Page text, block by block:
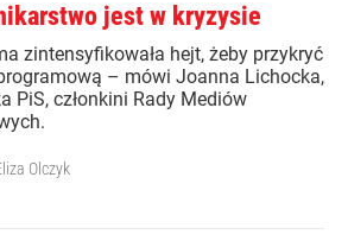
jest w kryzysie
zintensyfikowała hejt, żeby przykryć
– mówi Joanna Lichocka,
PiS, członkini Rady Mediów
Olczyk